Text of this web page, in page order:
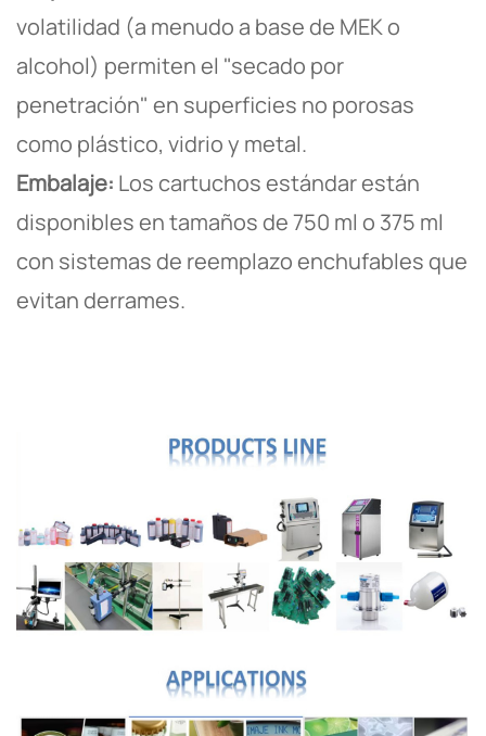
volatilidad (a menudo a base de MEK o
alcohol) permiten el "secado por
penetración" en superficies no porosas
como plástico, vidrio y metal.
Embalaje: Los cartuchos estándar están
disponibles en tamaños de 750 ml o 375 ml
con sistemas de reemplazo enchufables que
evitan derrames.